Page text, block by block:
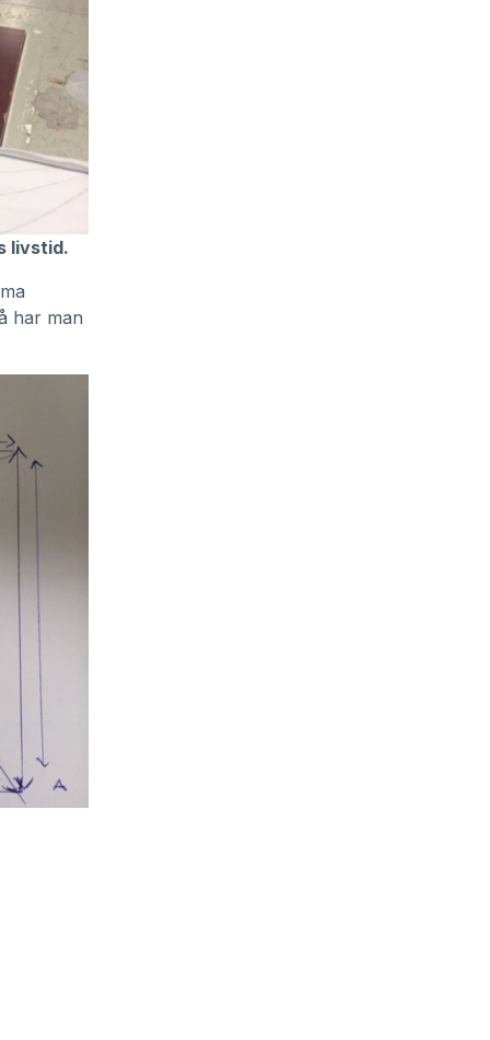
livstid.
har man